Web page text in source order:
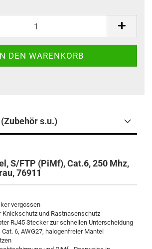
s.u.)
S/FTP (PiMf), Cat.6, 250 Mhz,
76911
vergossen
Knickschutz und Rastnasenschutz
RJ45 Stecker zur schnellen Unterscheidung
6, AWG27, halogenfreier Mantel